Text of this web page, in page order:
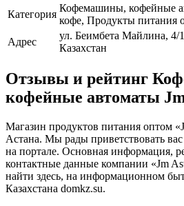
Категория
Кофемашины, кофейные
кофе, Продукты питания
Адрес
ул. Беимбета Майлина, 4/
Казахстан
Отзывы и рейтинг
кофейные автоматы
Магазин продуктов питания оптом
Астана. Мы рады приветствовать
на портале. Основная информация,
контактные данные компании «Jm
найти здесь, на информационном
Казахстана domkz.su.